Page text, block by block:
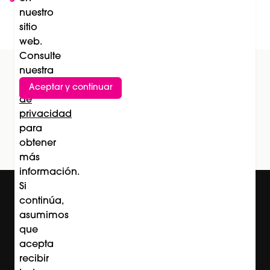
experiencia de belleza
Suscríbete al newsletter
nuestro
sitio
web.
Consulte
nuestra
Política
de
privacidad
para
obtener
más
información.
Si
continúa,
asumimos
que
acepta
recibir
Aceptar y continuar